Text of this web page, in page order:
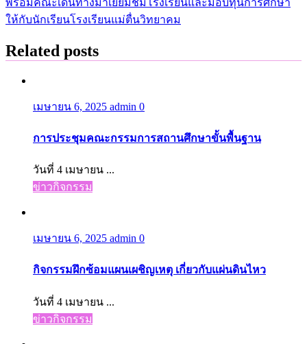
ให้กับนักเรียนโรงเรียนแม่ตื่นวิทยาคม
Related posts
เมษายน 6, 2025 admin 0
การประชุมคณะกรรมการสถานศึกษาขั้นพื้นฐาน
วันที่ 4 เมษายน ...
ข่าวกิจกรรม
เมษายน 6, 2025 admin 0
กิจกรรมฝึกซ้อมแผนเผชิญเหตุ เกี่ยวกับแผ่นดินไหว
วันที่ 4 เมษายน ...
ข่าวกิจกรรม